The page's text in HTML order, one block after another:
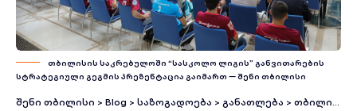
თბილისის საკრებულოში “სასკოლო ლიგის” განვითარების
სტრატეგიული გეგმის პრეზენტაცია გაიმართ — შენი თბილისი
შენი თბილისი > Blog > საზოგადოება > განათლება > თბილისის საკრებულოში “სასკოლო ლიგის” განვითარების სტრატეგიული გეგმის პრეზენტაცია გაიმართ